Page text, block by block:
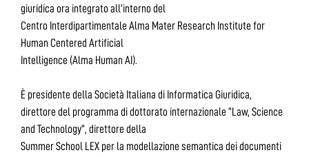
giuridica ora integrato all’interno del
Centro Interdipartimentale Alma Mater Research Institute for
Human Centered Artificial
Intelligence (Alma Human AI).
È presidente della Società Italiana di Informatica Giuridica,
direttore del programma di dottorato internazionale “Law, Science
and Technology”, direttore della
Summer School LEX per la modellazione semantica dei documenti